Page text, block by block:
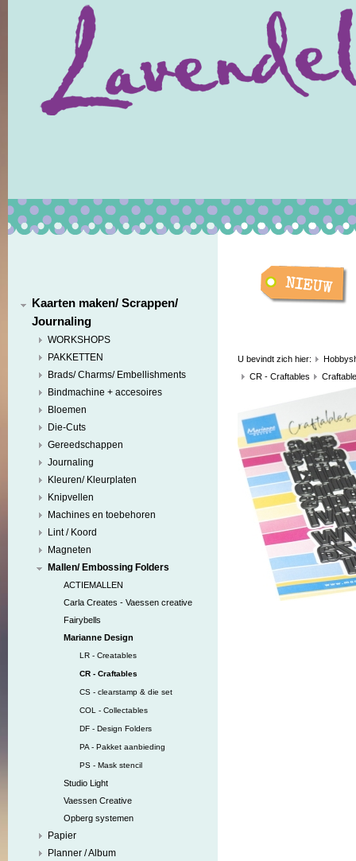
Kaarten maken/ Scrappen/
Journaling
WORKSHOPS
PAKKETTEN
Brads/ Charms/ Embellishments
Bindmachine + accesoires
Bloemen
Die-Cuts
Gereedschappen
Journaling
Kleuren/ Kleurplaten
Knipvellen
Machines en toebehoren
Lint / Koord
Magneten
Mallen/ Embossing Folders
ACTIEMALLEN
Carla Creates - Vaessen creative
Fairybells
Marianne Design
LR - Creatables
CR - Craftables
CS - clearstamp & die set
COL - Collectables
DF - Design Folders
PA - Pakket aanbieding
PS - Mask stencil
Studio Light
Vaessen Creative
Opberg systemen
Papier
Planner / Album
U bevindt zich hier:
CR - Craftables